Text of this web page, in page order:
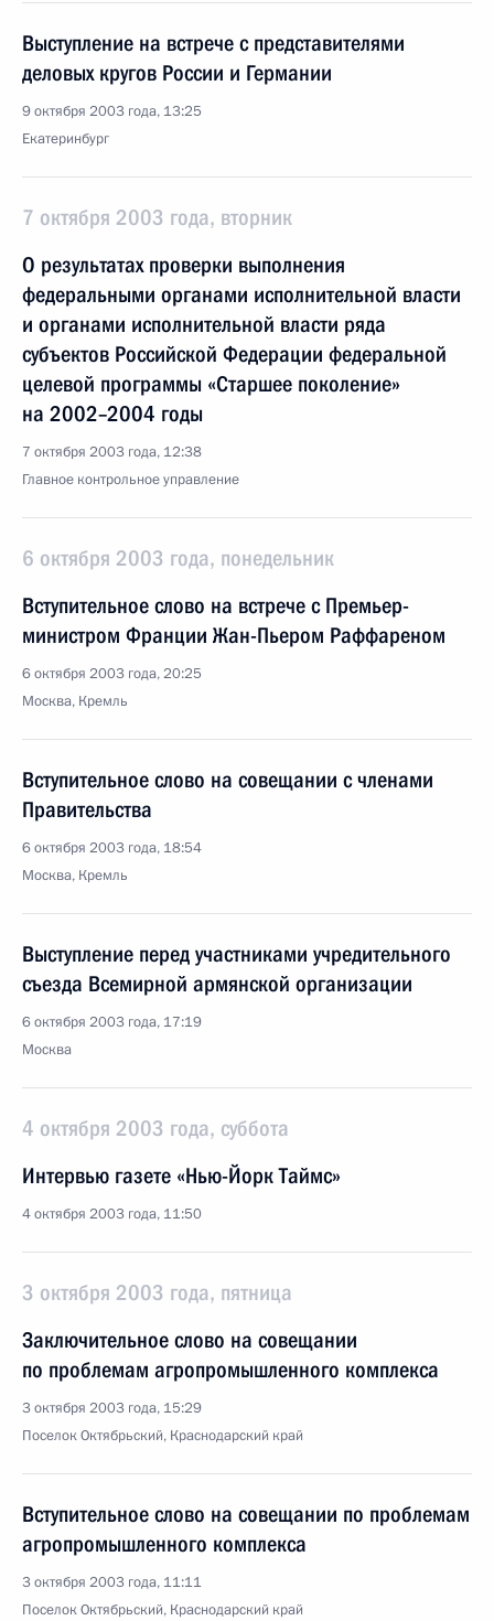
Выступление на встрече с представителями
деловых кругов России и Германии
9 октября 2003 года, 13:25
Екатеринбург
7 октября 2003 года, вторник
О результатах проверки выполнения
федеральными органами исполнительной власти
и органами исполнительной власти ряда
субъектов Российской Федерации федеральной
целевой программы «Старшее поколение»
на 2002–2004 годы
7 октября 2003 года, 12:38
Главное контрольное управление
6 октября 2003 года, понедельник
Вступительное слово на встрече с Премьер-
министром Франции Жан-Пьером Раффареном
6 октября 2003 года, 20:25
Москва, Кремль
Вступительное слово на совещании с членами
Правительства
6 октября 2003 года, 18:54
Москва, Кремль
Выступление перед участниками учредительного
съезда Всемирной армянской организации
6 октября 2003 года, 17:19
Москва
4 октября 2003 года, суббота
Интервью газете «Нью-Йорк Таймс»
4 октября 2003 года, 11:50
3 октября 2003 года, пятница
Заключительное слово на совещании
по проблемам агропромышленного комплекса
3 октября 2003 года, 15:29
Поселок Октябрьский, Краснодарский край
Вступительное слово на совещании по проблемам
агропромышленного комплекса
3 октября 2003 года, 11:11
Поселок Октябрьский, Краснодарский край